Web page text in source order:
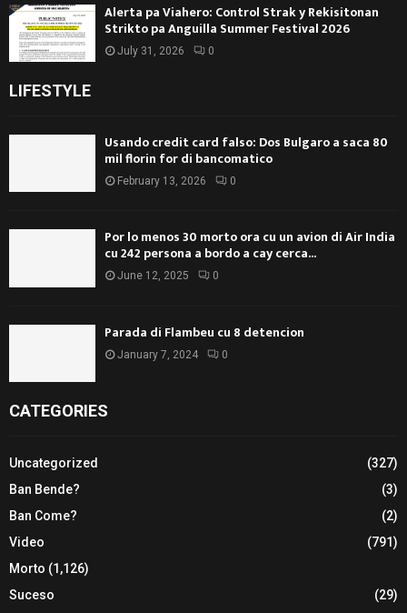
Alerta pa Viahero: Control Strak y Rekisitonan
Strikto pa Anguilla Summer Festival 2026
July 31, 2026 0
LIFESTYLE
Usando credit card falso: Dos Bulgaro a saca 80
mil florin for di bancomatico
February 13, 2026 0
Por lo menos 30 morto ora cu un avion di Air India
cu 242 persona a bordo a cay cerca...
June 12, 2025 0
Parada di Flambeu cu 8 detencion
January 7, 2024 0
CATEGORIES
Uncategorized
(327)
Ban Bende?
(3)
Ban Come?
(2)
Video
(791)
Morto (1,126)
Suceso
(29)